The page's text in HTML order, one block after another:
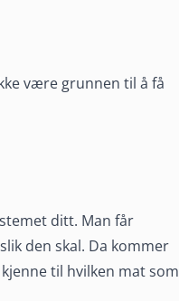
være grunnen til å få
ditt. Man får
den skal. Da kommer
til hvilken mat som